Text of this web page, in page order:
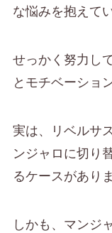
な悩みを抱えて
せっかく努力し
とモチベーショ
実は、リベルサ
ンジャロに切り
るケースがありま
しかも、マンジ